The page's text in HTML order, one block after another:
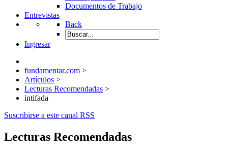
Documentos de Trabajo
Entrevistas
Back
Ingresar
fundamentar.com >
Artículos >
Lecturas Recomendadas >
intifada
Suscribirse a este canal RSS
Lecturas Recomendadas